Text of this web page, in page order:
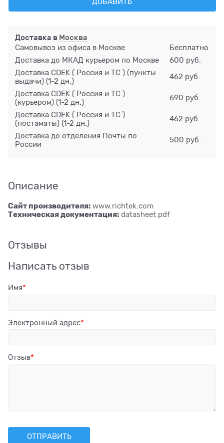
Доставка в Москва
Самовывоз из офиса в Москве
Бесплатно
Доставка до МКАД курьером по Москве
600 руб.
Доставка CDEK ( Россия и ТС ) (пункты
выдачи) (1-2 дн.)
462 руб.
Доставка CDEK ( Россия и ТС )
(курьером) (1-2 дн.)
690 руб.
Доставка CDEK ( Россия и ТС )
(постаматы) (1-2 дн.)
462 руб.
Доставка до отделения Почты по
России
500 руб.
Описание
Сайт производителя: www.richtek.com
Техническая документация: datasheet.pdf
Отзывы
Написать отзыв
Имя
Электронный адрес
Отзыв